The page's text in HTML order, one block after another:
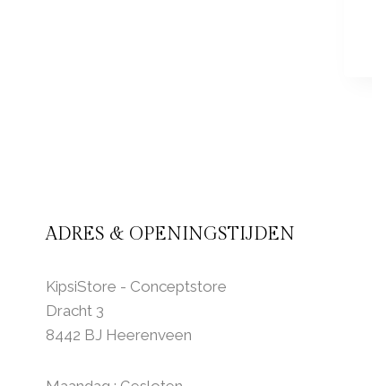
ADRES & OPENINGSTIJDEN
KipsiStore - Conceptstore
Dracht 3
8442 BJ Heerenveen